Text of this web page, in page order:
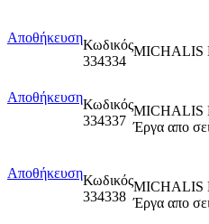
ΑποθήκευσηΚωδικός
334334
ΑποθήκευσηΚωδικός
334337 Έργα απο
ΑποθήκευσηΚωδικός
334338 Έργα απο